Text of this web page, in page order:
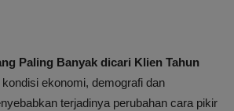
Paling Banyak dicari Klien Tahun
ekonomi, demografi dan
terjadinya perubahan cara pikir